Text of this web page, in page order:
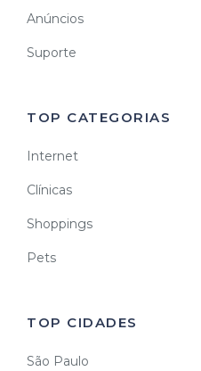
Anúncios
Suporte
TOP CATEGORIAS
Internet
Clínicas
Shoppings
Pets
TOP CIDADES
São Paulo